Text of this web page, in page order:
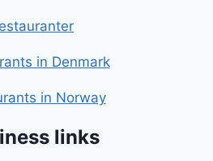
in Denmark
in Norway
links